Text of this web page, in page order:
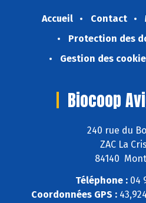
Accueil Contact
Protection des
Gestion des
Biocoop
240 rue du
ZAC La
84140
Téléphone :04
Coordonnées GPS :